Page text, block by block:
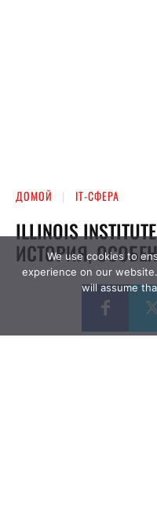
We use cookies to
experience on our
will assume